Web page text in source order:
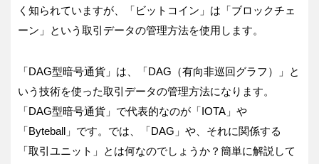
く知られていますが、「ビットコイン」は「ブロックチェ
ーン」という取引データの管理方法を使用します。
「DAG型暗号通貨」は、「DAG（有向非巡回グラフ）」と
いう技術を使った取引データの管理方法になります。
「DAG型暗号通貨」で代表的なのが「IOTA」や
「Byteball」です。では、「DAG」や、それに関係する
「取引ユニット」とは何なのでしょうか？簡単に解説して